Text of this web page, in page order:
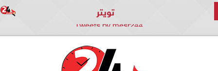
تويتر
Tweets by mesr244